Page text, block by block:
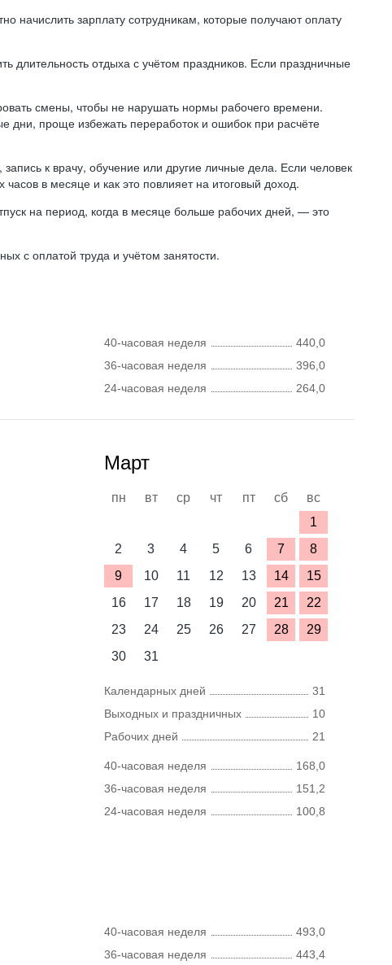
начислить зарплату сотрудникам, которые получают оплату
длительность отдыха с учётом праздников. Если праздничные
смены, чтобы не нарушать нормы рабочего времени.
дни, проще избежать переработок и ошибок при расчёте
к врачу, обучение или другие личные дела. Если человек
в месяце и как это повлияет на итоговый доход.
на период, когда в месяце больше рабочих дней, — это
с оплатой труда и учётом занятости.
40-часовая неделя
440,0
36-часовая неделя
396,0
24-часовая неделя
264,0
Март
пн вт ср чт пт сб
вс
1
2
3 4 5 6 7
8
9
10 11 12 13 14
15
16
17 18 19 20 21
22
23
24 25 26 27 28
29
30
31
Календарных дней
31
Выходных и праздничных
10
Рабочих дней
21
40-часовая неделя
168,0
36-часовая неделя
151,2
24-часовая неделя
100,8
40-часовая неделя
493,0
36-часовая неделя
443,4